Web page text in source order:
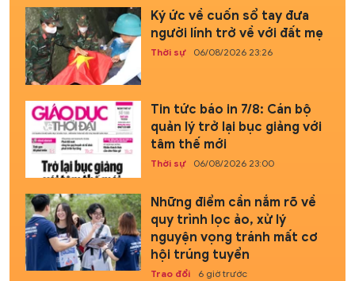
Ký ức về cuốn sổ tay đưa
người lính trở về với đất mẹ
Thời sự 06/08/2026 23:26
Tin tức báo in 7/8: Cán bộ
quản lý trở lại bục giảng với
tâm thế mới
Thời sự 06/08/2026 23:00
Những điểm cần nắm rõ về
quy trình lọc ảo, xử lý
nguyện vọng tránh mất cơ
hội trúng tuyển
Trao đổi 6 giờ trước